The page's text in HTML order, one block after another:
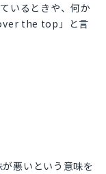
いるときや、何か
the top」と言
悪いという意味を